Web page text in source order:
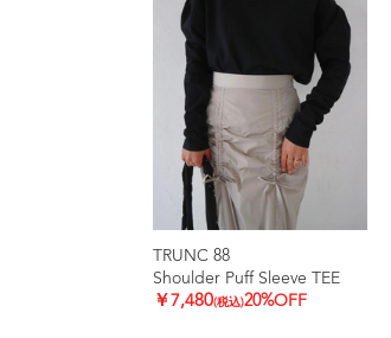
TRUNC 88
Shoulder Puff Sleeve TEE
￥7,480(税込)20%OFF